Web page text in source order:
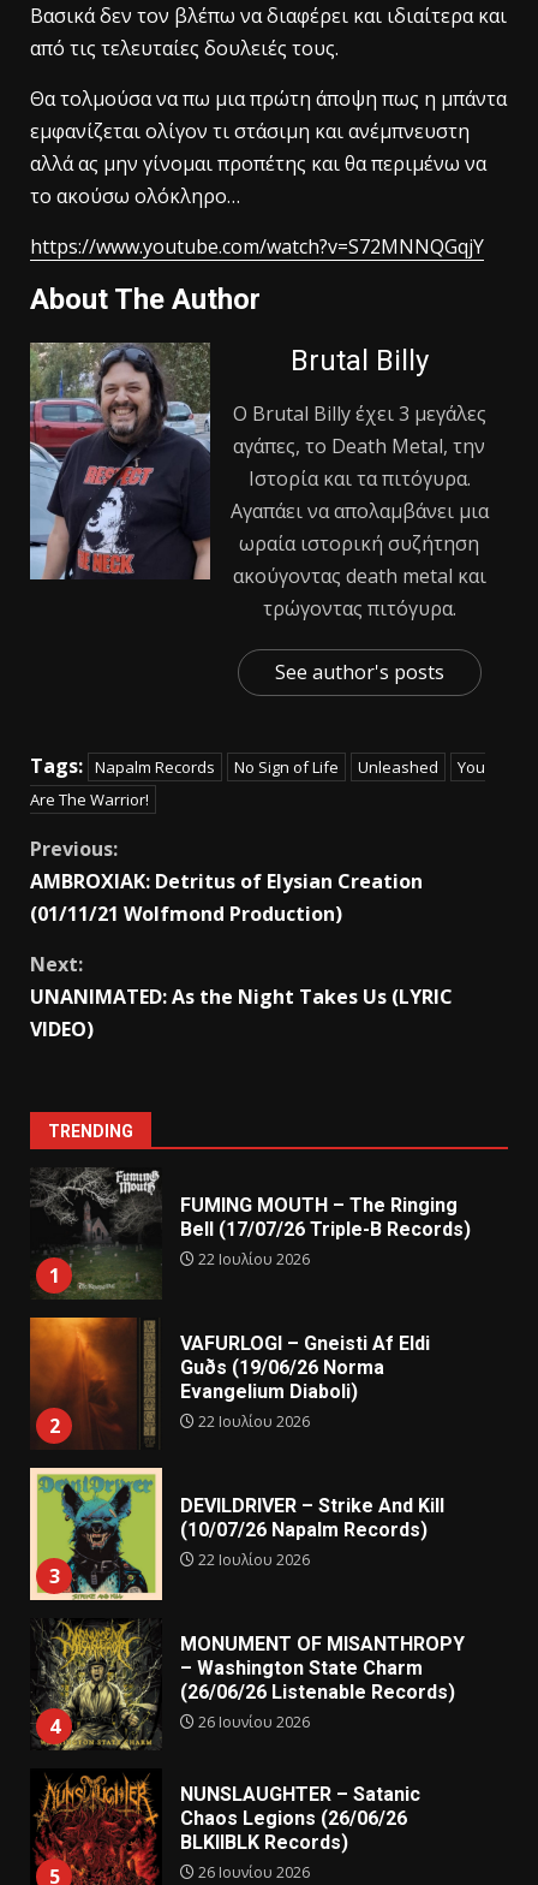
Βασικά δεν τον βλέπω να διαφέρει και ιδιαίτερα και
από τις τελευταίες δουλειές τους.
Θα τολμούσα να πω μια πρώτη άποψη πως η μπάντα
εμφανίζεται ολίγον τι στάσιμη και ανέμπνευστη
αλλά ας μην γίνομαι προπέτης και θα περιμένω να
το ακούσω ολόκληρο…
https://www.youtube.com/watch?v=S72MNNQGqjY
About The Author
Brutal Billy
Ο Βrutal Βilly έχει 3 μεγάλες
αγάπες, το Death Metal, την
Ιστορία και τα πιτόγυρα.
Αγαπάει να απολαμβάνει μια
ωραία ιστορική συζήτηση
ακούγοντας death metal και
τρώγοντας πιτόγυρα.
See author's posts
Tags: Napalm Records No Sign of Life Unleashed
You
Are The Warrior!
Previous:
AMBROXIAK: Detritus of Elysian Creation
(01/11/21 Wolfmond Production)
Next:
UNANIMATED: As the Night Takes Us (LYRIC
VIDEO)
TRENDING
1
FUMING MOUTH – The Ringing
Bell (17/07/26 Triple-B Records)
22 Ιουλίου 2026
2
VAFURLOGI – Gneisti Af Eldi
Guðs (19/06/26 Norma
Evangelium Diaboli)
22 Ιουλίου 2026
3
DEVILDRIVER – Strike And Kill
(10/07/26 Napalm Records)
22 Ιουλίου 2026
4
MONUMENT OF MISANTHROPY
– Washington State Charm
(26/06/26 Listenable Records)
26 Ιουνίου 2026
5
NUNSLAUGHTER – Satanic
Chaos Legions (26/06/26
BLKIIBLK Records)
26 Ιουνίου 2026